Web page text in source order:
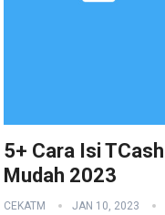
5+ Cara Isi
Mudah 2023
CEKATM JAN 10, 2023